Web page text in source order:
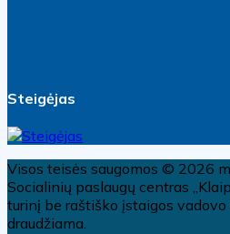
Steigėjas
Visos teisės saugomos © 2026
Socialinių paslaugų centras
turinį be raštiško įstaigos
draudžiama.